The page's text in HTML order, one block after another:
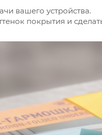
вашего устройства.
покрытия и